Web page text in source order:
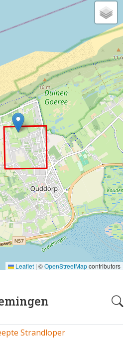
Strandloper
Leaflet | ©OpenStreetMapcontributors